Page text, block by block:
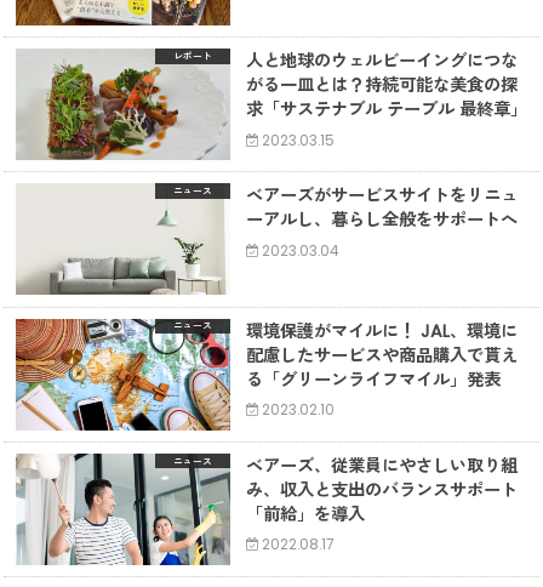
レポート
人と地球のウェルビーイングにつな
がる一皿とは？持続可能な美食の探
求「サステナブル テーブル 最終章」
2023.03.15
ニュース
ベアーズがサービスサイトをリニュ
ーアルし、暮らし全般をサポートへ
2023.03.04
ニュース
環境保護がマイルに！ JAL、環境に
配慮したサービスや商品購入で貰え
る「グリーンライフマイル」発表
2023.02.10
ニュース
ベアーズ、従業員にやさしい取り組
み、収入と支出のバランスサポート
「前給」を導入
2022.08.17